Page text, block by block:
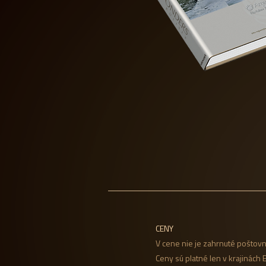
CENY
V cene nie je zahrnuté
Ceny sú platné len v krajinách